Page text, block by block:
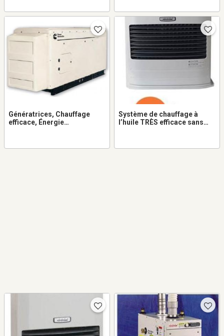
Génératrices, Chauffage
efficace, Énergie
Système de chauffage à
l’huile TRÈS efficace sans